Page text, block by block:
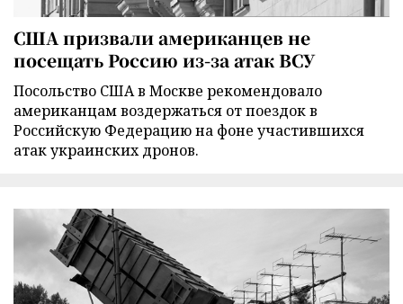
США призвали американцев не
посещать Россию из-за атак ВСУ
Посольство США в Москве рекомендовало
американцам воздержаться от поездок в
Российскую Федерацию на фоне участившихся
атак украинских дронов.